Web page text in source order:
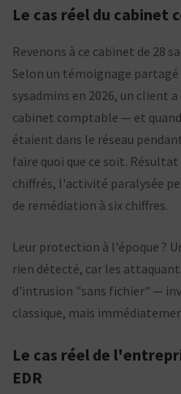
Le cas réel du cabinet
Revenons à ce cabinet de 28
Selon un témoignage
sysadmins en 2026, un client
cabinet comptable — et
étaient dans le réseau
faire quoi que ce soit.
chiffrés, l'activité paralysée
de remédiation à six chiffres.
Leur protection à l'époque ?
rien détecté, car les
d'intrusion "sans fichier" —
classique, mais
Le cas réel de
EDR